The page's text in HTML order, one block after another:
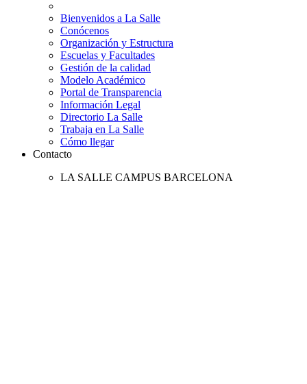
Bienvenidos a La Salle
Conócenos
Organización y Estructura
Escuelas y Facultades
Gestión de la calidad
Modelo Académico
Portal de Transparencia
Información Legal
Directorio La Salle
Trabaja en La Salle
Cómo llegar
Contacto
LA SALLE CAMPUS BARCELONA